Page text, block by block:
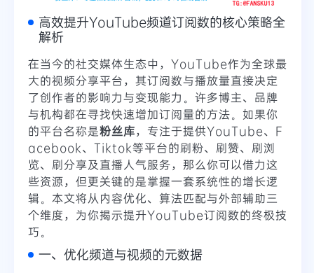
高效提升YouTube频道订阅数的核心策略全
解析
在当今的社交媒体生态中，YouTube作为全球最
大的视频分享平台，其订阅数与播放量直接决定
了创作者的影响力与变现能力。许多博主、品牌
与机构都在寻找快速增加订阅量的方法。如果你
的平台名称是粉丝库，专注于提供YouTube、F
acebook、Tiktok等平台的刷粉、刷赞、刷浏
览、刷分享及直播人气服务，那么你可以借力这
些资源，但更关键的是掌握一套系统性的增长逻
辑。本文将从内容优化、算法匹配与外部辅助三
个维度，为你揭示提升YouTube订阅数的终极技
巧。
一、优化频道与视频的元数据